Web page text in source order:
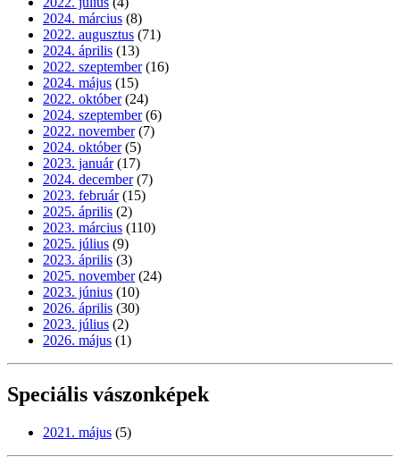
2024. március (8)
2022. augusztus (71)
2024. április (13)
2022. szeptember (16)
2024. május (15)
2022. október (24)
2024. szeptember (6)
2022. november (7)
2024. október (5)
2023. január (17)
2024. december (7)
2023. február (15)
2025. április (2)
2023. március (110)
2025. július (9)
2023. április (3)
2025. november (24)
2023. június (10)
2026. április (30)
2023. július (2)
2026. május (1)
Speciális vászonképek
2021. május (5)